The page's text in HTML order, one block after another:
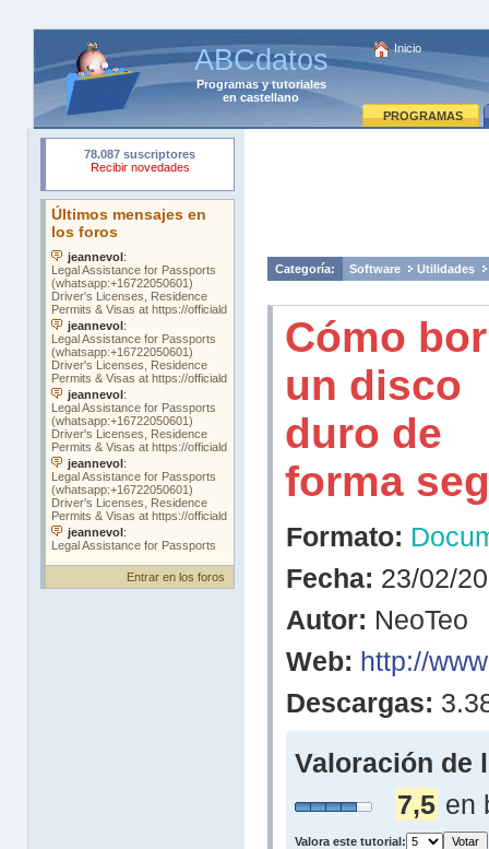
ABCdatos
Programasytutoriales
en castellano
Inicio
PROGRAMAS
Entrar en los foros
Categoría: Software Utilidades
Cómo
un disco
duro de
forma
Formato:
Fecha: 23/02/
Autor: NeoTeo
Web: http://
Descargas:
Valoración de
7,5 en
Valora este tutorial: